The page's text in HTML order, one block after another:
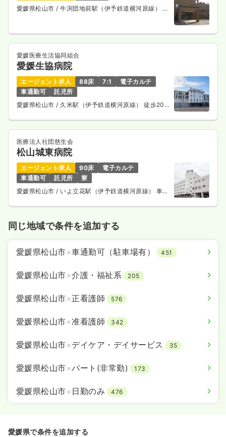
愛媛県松山市 / 牛渕団地前駅（伊予鉄道横河原線） 徒
愛媛医療生活協同組合
愛媛生協病院
エージェント求人 88床 7:1
電子カルテ
車通勤可
託児所
愛媛県松山市/ 久米駅（伊予鉄道横河原線） 徒歩20
医療法人社団慈生会
松山城東病院
エージェント求人 90床
電子カルテ
車通勤可
託児所
寮
愛媛県松山市/ いよ立花駅（伊予鉄道横河原線） 車6
同じ地域で条件を追加する
愛媛県松山市×車通勤可（駐車場有） 451
愛媛県松山市×介護・福祉系 205
愛媛県松山市×正看護師 576
愛媛県松山市×准看護師 342
愛媛県松山市×デイケア・デイサービス 35
愛媛県松山市×パート(非常勤) 173
愛媛県松山市× 日勤のみ 476
愛媛県で条件を追加する